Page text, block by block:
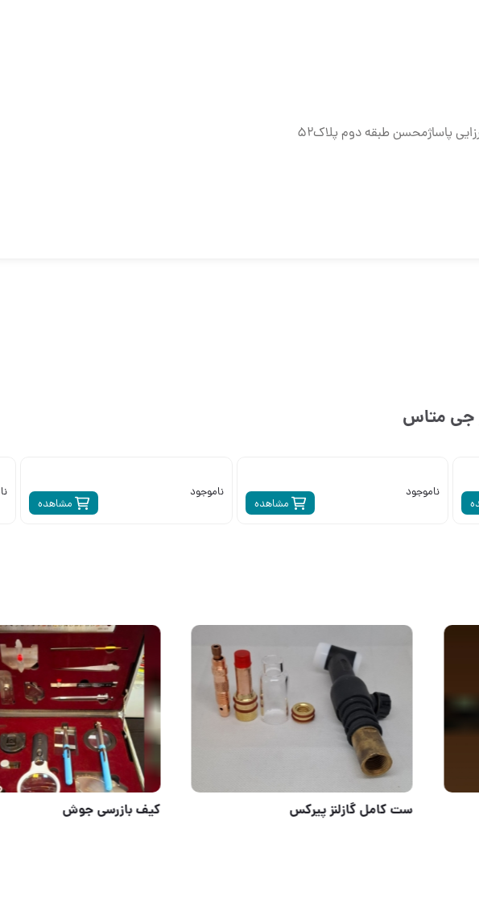
پاساژمحسن طبقه دوم پلاک۵۲
جی متاس
مشاهده
ناموجود
مشاهده
ناموجود
لنس اکسیژن برشکاری ست کامل گازلنز پیرکس